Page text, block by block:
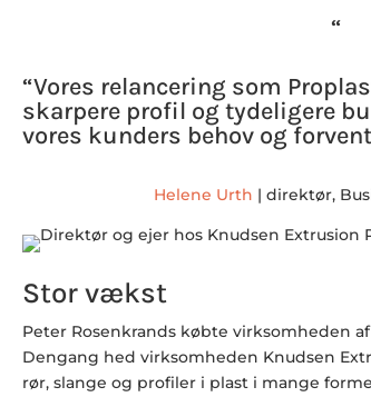
“
“Vores relancering som
skarpere profil og tydeligere
vores kunders behov og
Helene Urth | direktør,
Stor vækst
Peter Rosenkrands købte virksomheden af
Dengang hed virksomheden Knudsen
rør, slange og profiler i plast i mange